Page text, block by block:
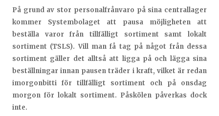
På grund av stor personalfrånvaro på sina centrallager
kommer Systembolaget att pausa möjligheten att
beställa varor från tillfälligt sortiment samt lokalt
sortiment (TSLS). Vill man få tag på något från dessa
sortiment gäller det alltså att ligga på och lägga sina
beställningar innan pausen träder i kraft, vilket är redan
imorgonbitti för tillfälligt sortiment och på onsdag
morgon för lokalt sortiment. Påskölen påverkas dock
inte.